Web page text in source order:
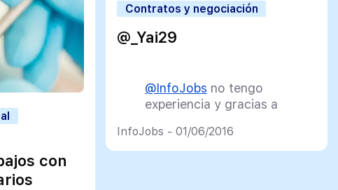
con
Contratos y negociación
@_Yai29
@InfoJobs no tengo
experiencia y gracias a
de empezar a trabaja r
🙂
InfoJobs - 01/06/2016